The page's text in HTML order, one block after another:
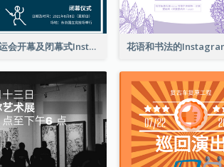
东京奥运会开幕及闭幕式Instagram帖子